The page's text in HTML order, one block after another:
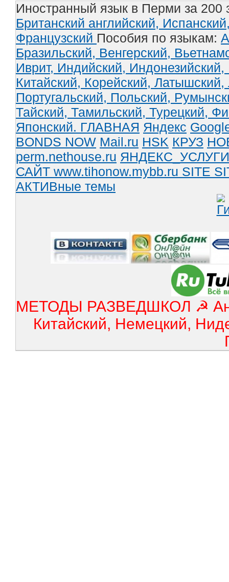
Иностранный язык в Перми за 200
Британский английский,
Французский Пособия по языкам:
Бразильский, Венгерский,
Иврит, Индийский, Индонезийский,
Китайский, Корейский, Латышский,
Португальский, Польский,
Тайский, Тамильский, Турецкий,
Японский. ГЛАВНАЯ Яндекс
BONDS NOW Mail.ru HSK КРУЗ
perm.nethouse.ru ЯНДЕКС_УСЛУГИ
САЙТ www.tihonow.mybb.ru SITE
АКТИВные темы
МЕТОДЫ РАЗВЕДШКОЛ ☭
Китайский, Немецкий,